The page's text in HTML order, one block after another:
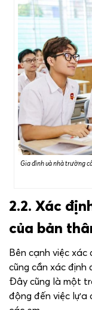
Gia đình và nhà trường
2.2. Xác
của bản
Bên cạnh việc xác
cũng cần xác định
Đây cũng là một
động đến việc lựa